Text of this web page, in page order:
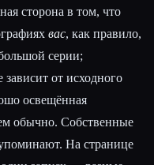
сторона в том, что
вас, как правило,
серии;
от исходного
освещённая
обычно. Собственные
На странице